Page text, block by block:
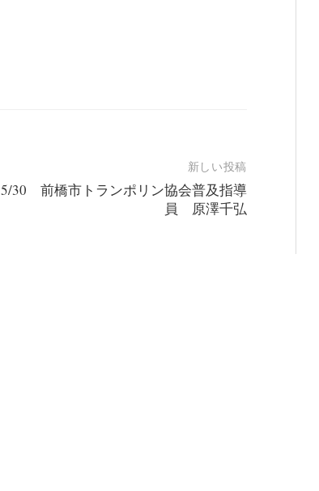
新しい投稿
5/30 前橋市トランポリン協会普及指導
員 原澤千弘